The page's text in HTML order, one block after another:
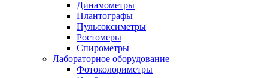
Динамометры
Плантографы
Пульсоксиметры
Ростомеры
Спирометры
Лабораторное оборудование
Фотоколориметры